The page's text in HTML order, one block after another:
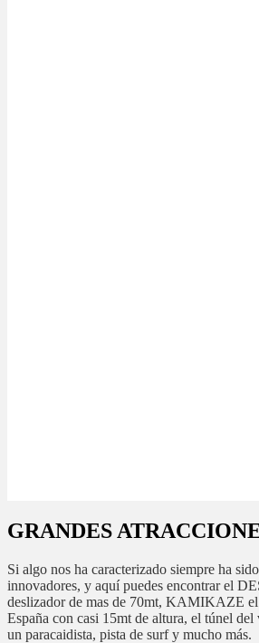
GRANDES
Si algo nos ha caracterizado siempre ha
innovadores, y aquí puedes encontrar el
deslizador de mas de 70mt, KAMIKAZE el
España con casi 15mt de altura, el túnel
un paracaidista, pista de surf y mucho más.